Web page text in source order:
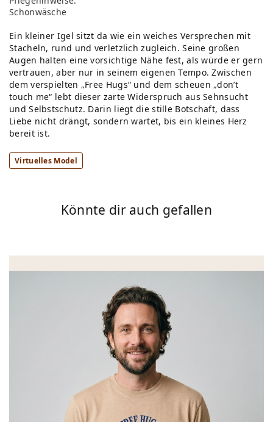
lis
te
Schonwäsche
Ein kleiner Igel sitzt da wie ein weiches Versprechen mit
Stacheln, rund und verletzlich zugleich. Seine großen
Augen halten eine vorsichtige Nähe fest, als würde er gern
vertrauen, aber nur in seinem eigenen Tempo. Zwischen
dem verspielten „Free Hugs“ und dem scheuen „don’t
touch me“ lebt dieser zarte Widerspruch aus Sehnsucht
und Selbstschutz. Darin liegt die stille Botschaft, dass
Liebe nicht drängt, sondern wartet, bis ein kleines Herz
bereit ist.
Virtuelles Model
Könnte dir auch gefallen